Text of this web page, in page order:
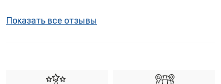
Показать все отзывы